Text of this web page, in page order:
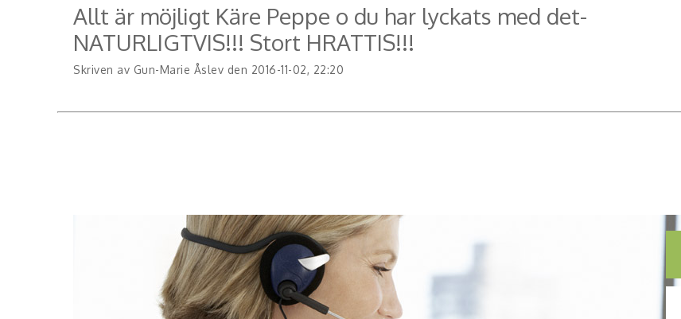
Allt är möjligt Käre Peppe o du har lyckats med det-
NATURLIGTVIS!!! Stort HRATTIS!!!
Skriven av Gun-Marie Åslev den 2016-11-02, 22:20